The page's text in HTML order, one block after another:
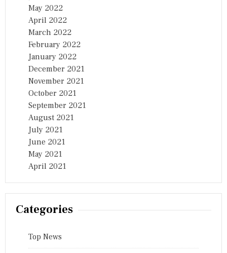
May 2022
April 2022
March 2022
February 2022
January 2022
December 2021
November 2021
October 2021
September 2021
August 2021
July 2021
June 2021
May 2021
April 2021
Categories
Top News